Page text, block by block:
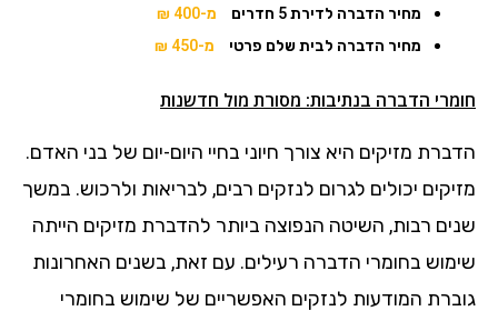
מחיר הדברה לדירת 5 חדרים
מ-400 ₪
מחיר הדברה לבית שלם פרטי
מ-450 ₪
חומרי הדברה בנתיבות: מסורת מול חדשנות
הדברת מזיקים היא צורך חיוני בחיי היום-יום של בני האדם.
מזיקים יכולים לגרום לנזקים רבים, לבריאות ולרכוש. במשך
שנים רבות, השיטה הנפוצה ביותר להדברת מזיקים הייתה
שימוש בחומרי הדברה רעילים. עם זאת, בשנים האחרונות
גוברת המודעות לנזקים האפשריים של שימוש בחומרי